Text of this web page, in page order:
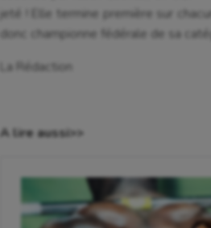
jeté ! Elle termine première sur
donc championne fédérale de sa
La Rédaction
A lire aussi>>